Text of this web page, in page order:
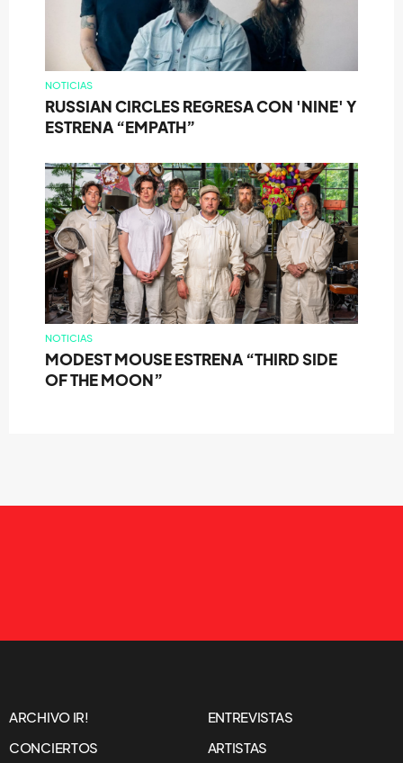
NOTICIAS
RUSSIAN CIRCLES REGRESA CON 'NINE' Y
ESTRENA “EMPATH”
NOTICIAS
MODEST MOUSE ESTRENA “THIRD SIDE
OF THE MOON”
ARCHIVO IR!
ENTREVISTAS
CONCIERTOS
ARTISTAS